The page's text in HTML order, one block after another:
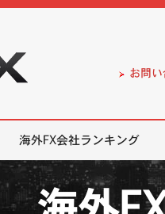
お問
海外FX会社ランキング